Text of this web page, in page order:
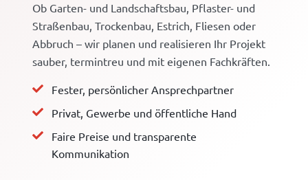
Ob Garten- und Landschaftsbau, Pflaster- und
Straßenbau, Trockenbau, Estrich, Fliesen oder
Abbruch – wir planen und realisieren Ihr Projekt
sauber, termintreu und mit eigenen Fachkräften.
Fester, persönlicher Ansprechpartner
Privat, Gewerbe und öffentliche Hand
Faire Preise und transparente
Kommunikation